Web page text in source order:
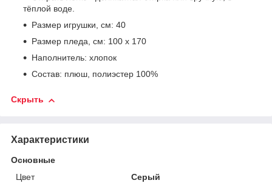
тёплой воде.
Размер игрушки, см: 40
Размер пледа, см: 100 x 170
Наполнитель: хлопок
Состав: плюш, полиэстер 100%
Скрыть
Характеристики
Основные
Цвет
Серый